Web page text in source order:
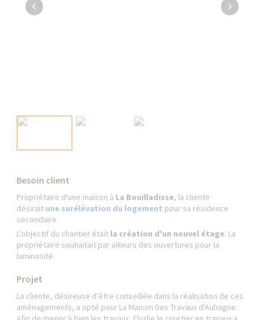
Besoin client
Propriétaire d'une maison à La Bouilladisse, la cliente
désirait une surélévation du logement pour sa résidence
secondaire.
L'objectif du chantier était la création d'un nouvel étage. La
propriétaire souhaitait par ailleurs des ouvertures pour la
luminosité.
Projet
La cliente, désireuse d'être conseillée dans la réalisation de ces
aménagements, a opté pour La Maison Des Travaux d'Aubagne.